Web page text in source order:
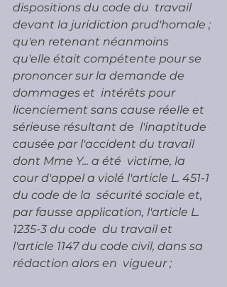
dispositions du code du  travail
devant la juridiction prud'homale ;
qu'en retenant néanmoins
qu'elle était compétente pour se
prononcer sur la demande de
dommages et  intérêts pour
licenciement sans cause réelle et
sérieuse résultant de  l'inaptitude
causée par l'accident du travail
dont Mme Y... a été  victime, la
cour d'appel a violé l'article L. 451-1
du code de la  sécurité sociale et,
par fausse application, l'article L.
1235-3 du code  du travail et
l'article 1147 du code civil, dans sa
rédaction alors en  vigueur ;